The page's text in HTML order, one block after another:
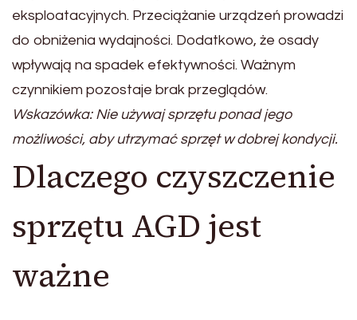
eksploatacyjnych. Przeciążanie urządzeń prowadzi
do obniżenia wydajności. Dodatkowo, że osady
wpływają na spadek efektywności. Ważnym
czynnikiem pozostaje brak przeglądów.
Wskazówka: Nie używaj sprzętu ponad jego
możliwości, aby utrzymać sprzęt w dobrej kondycji.
Dlaczego czyszczenie
sprzętu AGD jest
ważne